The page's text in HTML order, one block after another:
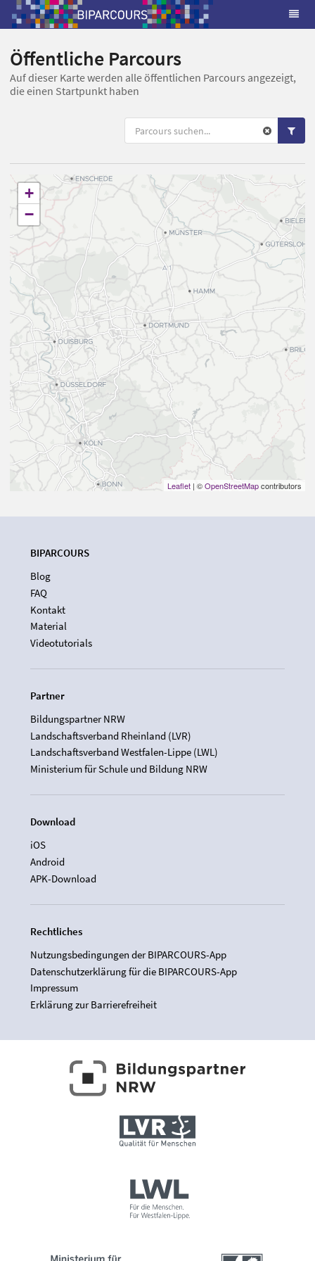
Öffentliche Parcours
Auf dieser Karte werden alle öffentlichen Parcours angezeigt,
die einen Startpunkt haben
+
−
Leaflet | ©OpenStreetMapcontributors
BIPARCOURS
Blog
FAQ
Kontakt
Material
Videotutorials
Partner
Bildungspartner NRW
Landschaftsverband Rheinland (LVR)
Landschaftsverband Westfalen-Lippe (LWL)
Ministerium für Schule und Bildung NRW
Download
iOS
Android
APK-Download
Rechtliches
Nutzungsbedingungen der BIPARCOURS-App
Datenschutzerklärung für die BIPARCOURS-App
Impressum
Erklärung zur Barrierefreiheit